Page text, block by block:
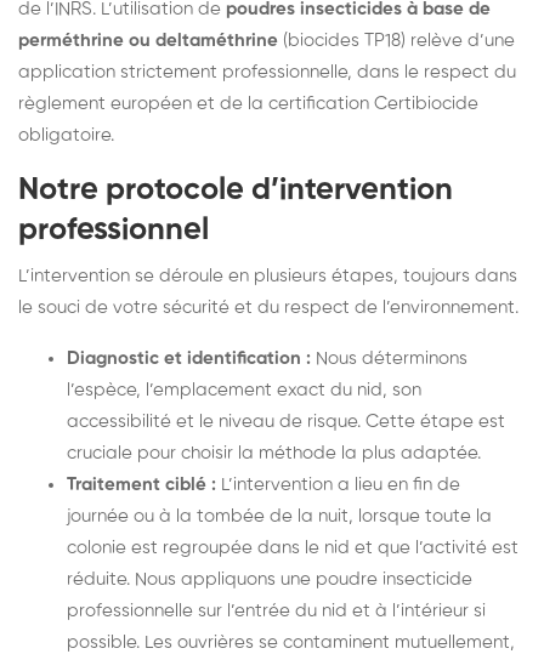
de l’INRS. L’utilisation de poudres insecticides à base de
perméthrine ou deltaméthrine (biocides TP18) relève d’une
application strictement professionnelle, dans le respect du
règlement européen et de la certification Certibiocide
obligatoire.
Notre protocole d’intervention
professionnel
L’intervention se déroule en plusieurs étapes, toujours dans
le souci de votre sécurité et du respect de l’environnement.
Diagnostic et identification : Nous déterminons
l’espèce, l’emplacement exact du nid, son
accessibilité et le niveau de risque. Cette étape est
cruciale pour choisir la méthode la plus adaptée.
Traitement ciblé : L’intervention a lieu en fin de
journée ou à la tombée de la nuit, lorsque toute la
colonie est regroupée dans le nid et que l’activité est
réduite. Nous appliquons une poudre insecticide
professionnelle sur l’entrée du nid et à l’intérieur si
possible. Les ouvrières se contaminent mutuellement,